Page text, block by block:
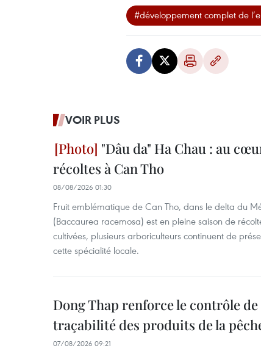
#développement complet de
VOIR PLUS
"Dâu da" Ha Chau : au
récoltes à Can Tho
08/08/2026 01:30
Fruit emblématique de Can Tho, dans le delta du
(Baccaurea racemosa) est en pleine saison de
cultivées, plusieurs arboriculteurs continuent de
cette spécialité locale.
Dong Thap renforce le contrôle
traçabilité des produits de la
07/08/2026 09:21